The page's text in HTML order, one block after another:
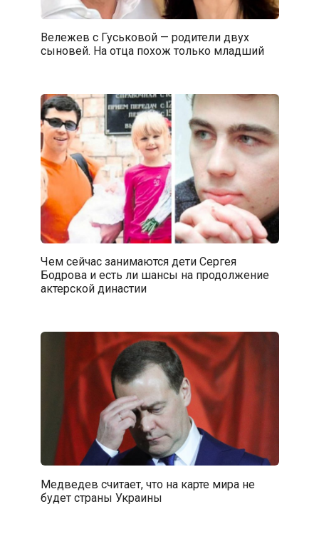
Вележев с Гуськовой — родители двух
сыновей. На отца похож только младший
Чем сейчас занимаются дети Сергея
Бодрова и есть ли шансы на продолжение
актерской династии
Медведев считает, что на карте мира не
будет страны Украины